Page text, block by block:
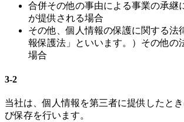
合併その他の事由による事業の承継
が提供される場合
その他、個人情報の保護に関する法
報保護法」といいます。）その他の
場合
3-2
当社は、個人情報を第三者に提供したと
び保存を行います。